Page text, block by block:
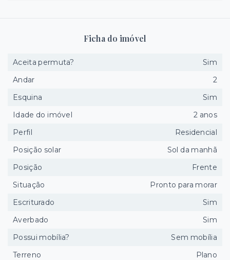
Ficha do imóvel
Aceita permuta?
Sim
Andar
2
Esquina
Sim
Idade do imóvel
2 anos
Perfil
Residencial
Posição solar
Sol da manhã
Posição
Frente
Situação
Pronto para morar
Escriturado
Sim
Averbado
Sim
Possui mobília?
Sem mobília
Terreno
Plano